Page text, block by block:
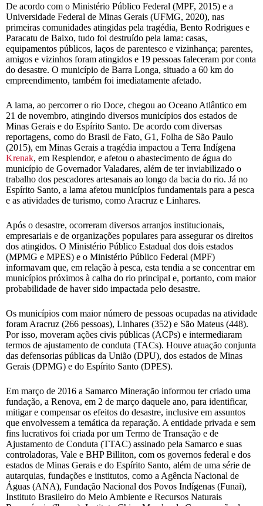
De acordo com o Ministério Público Federal (MPF, 2015) e a
Universidade Federal de Minas Gerais (UFMG, 2020), nas
primeiras comunidades atingidas pela tragédia, Bento Rodrigues e
Paracatu de Baixo, tudo foi destruído pela lama: casas,
equipamentos públicos, laços de parentesco e vizinhança; parentes,
amigos e vizinhos foram atingidos e 19 pessoas faleceram por conta
do desastre. O município de Barra Longa, situado a 60 km do
empreendimento, também foi imediatamente afetado.
A lama, ao percorrer o rio Doce, chegou ao Oceano Atlântico em
21 de novembro, atingindo diversos municípios dos estados de
Minas Gerais e do Espírito Santo. De acordo com diversas
reportagens, como do Brasil de Fato, G1, Folha de São Paulo
(2015), em Minas Gerais a tragédia impactou a Terra Indígena
Krenak, em Resplendor, e afetou o abastecimento de água do
município de Governador Valadares, além de ter inviabilizado o
trabalho dos pescadores artesanais ao longo da bacia do rio. Já no
Espírito Santo, a lama afetou municípios fundamentais para a pesca
e as atividades de turismo, como Aracruz e Linhares.
Após o desastre, ocorreram diversos arranjos institucionais,
empresariais e de organizações populares para assegurar os direitos
dos atingidos. O Ministério Público Estadual dos dois estados
(MPMG e MPES) e o Ministério Público Federal (MPF)
informavam que, em relação à pesca, esta tendia a se concentrar em
municípios próximos à calha do rio principal e, portanto, com maior
probabilidade de haver sido impactada pelo desastre.
Os municípios com maior número de pessoas ocupadas na atividade
foram Aracruz (266 pessoas), Linhares (352) e São Mateus (448).
Por isso, moveram ações civis públicas (ACPs) e intermediaram
termos de ajustamento de conduta (TACs). Houve atuação conjunta
das defensorias públicas da União (DPU), dos estados de Minas
Gerais (DPMG) e do Espírito Santo (DPES).
Em março de 2016 a Samarco Mineração informou ter criado uma
fundação, a Renova, em 2 de março daquele ano, para identificar,
mitigar e compensar os efeitos do desastre, inclusive em assuntos
que envolvessem a temática da reparação. A entidade privada e sem
fins lucrativos foi criada por um Termo de Transação e de
Ajustamento de Conduta (TTAC) assinado pela Samarco e suas
controladoras, Vale e BHP Billiton, com os governos federal e dos
estados de Minas Gerais e do Espírito Santo, além de uma série de
autarquias, fundações e institutos, como a Agência Nacional de
Águas (ANA), Fundação Nacional dos Povos Indígenas (Funai),
Instituto Brasileiro do Meio Ambiente e Recursos Naturais